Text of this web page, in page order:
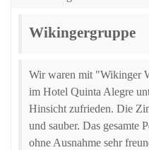
Wikingergruppe
Wir waren mit "Wikinger
im Hotel Quinta Alegre
Hinsicht zufrieden. Die
und sauber. Das gesamte
ohne Ausnahme sehr